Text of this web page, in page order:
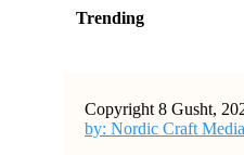
Trending
Copyright 8 Gusht,
by: Nordic Craft